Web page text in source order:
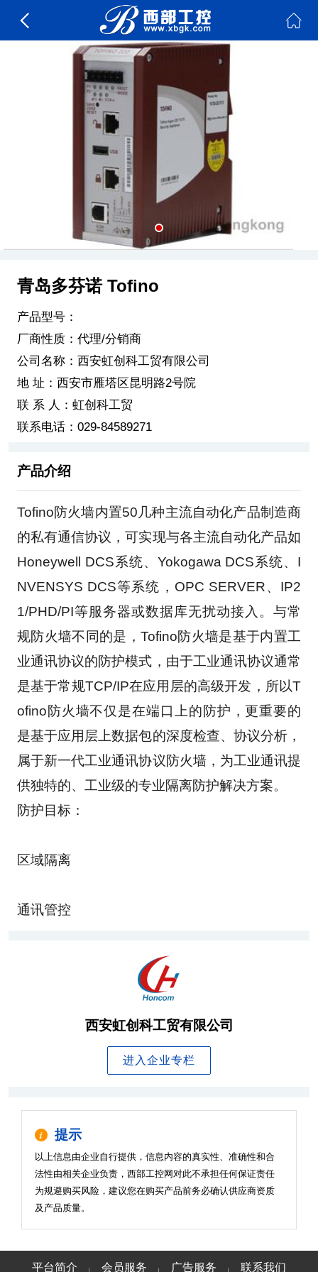
青岛多芬诺 Tofino
产品型号：
厂商性质：代理/分销商
公司名称：西安虹创科工贸有限公司
地 址：西安市雁塔区昆明路2号院
联 系 人：虹创科工贸
联系电话：029-84589271
产品介绍
Tofino防火墙内置50几种主流自动化产品制造商
的私有通信协议，可实现与各主流自动化产品如
Honeywell DCS系统、Yokogawa DCS系统、I
NVENSYS DCS等系统，OPC SERVER、IP2
1/PHD/PI等服务器或数据库无扰动接入。与常
规防火墙不同的是，Tofino防火墙是基于内置工
业通讯协议的防护模式，由于工业通讯协议通常
是基于常规TCP/IP在应用层的高级开发，所以T
ofino防火墙不仅是在端口上的防护，更重要的
是基于应用层上数据包的深度检查、协议分析，
属于新一代工业通讯协议防火墙，为工业通讯提
供独特的、工业级的专业隔离防护解决方案。
防护目标：
区域隔离
通讯管控
西安虹创科工贸有限公司
进入企业专栏
提示
以上信息由企业自行提供，信息内容的真实性、准确性和合
法性由相关企业负责，西部工控网对此不承担任何保证责任
为规避购买风险，建议您在购买产品前务必确认供应商资质
及产品质量。
平台简介 会员服务 广告服务 联系我们